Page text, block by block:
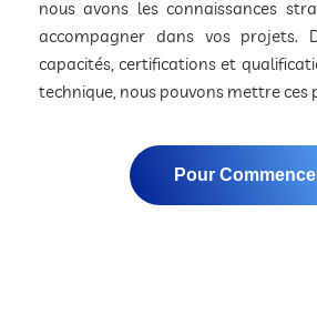
nous avons les connaissances
accompagner dans vos projets.
capacités, certifications et
technique, nous pouvons mettre ces
Pour